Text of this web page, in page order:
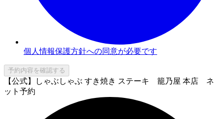
個人情報保護方針への同意が必要です
予約内容を確認する
【公式】しゃぶしゃぶ すき焼き ステーキ 籠乃屋 本店 ネ
ット予約